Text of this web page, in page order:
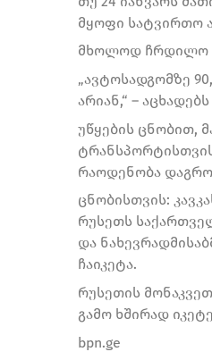
მყოფი სატვირთო
მხოლოდ ჩრდილო
„ავტოსადგომზე
არიან,“ –
უწყების ცნობით,
რაოდენობა
ცნობისთვის:
რუსეთს
და
ჩაიკეტა.
რუსეთის
გამო ხშირად
bpn.ge